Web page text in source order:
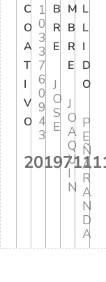
C
O
A
T
I
V
O
1
0
3
3
7
6
0
9
4
3
B
R
E
J
O
S
E
M
B
R
E
J
O
A
Q
U
I
N
L
L
I
D
O
P
E
Ñ
A
R
A
N
D
A